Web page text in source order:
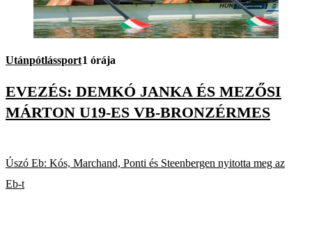
Utánpótlássport1 órája
EVEZÉS: DEMKÓ JANKA ÉS MEZŐSI
MÁRTON U19-ES VB-BRONZÉRMES
Úszó Eb: Kós, Marchand, Ponti és Steenbergen nyitotta meg az
Eb-t